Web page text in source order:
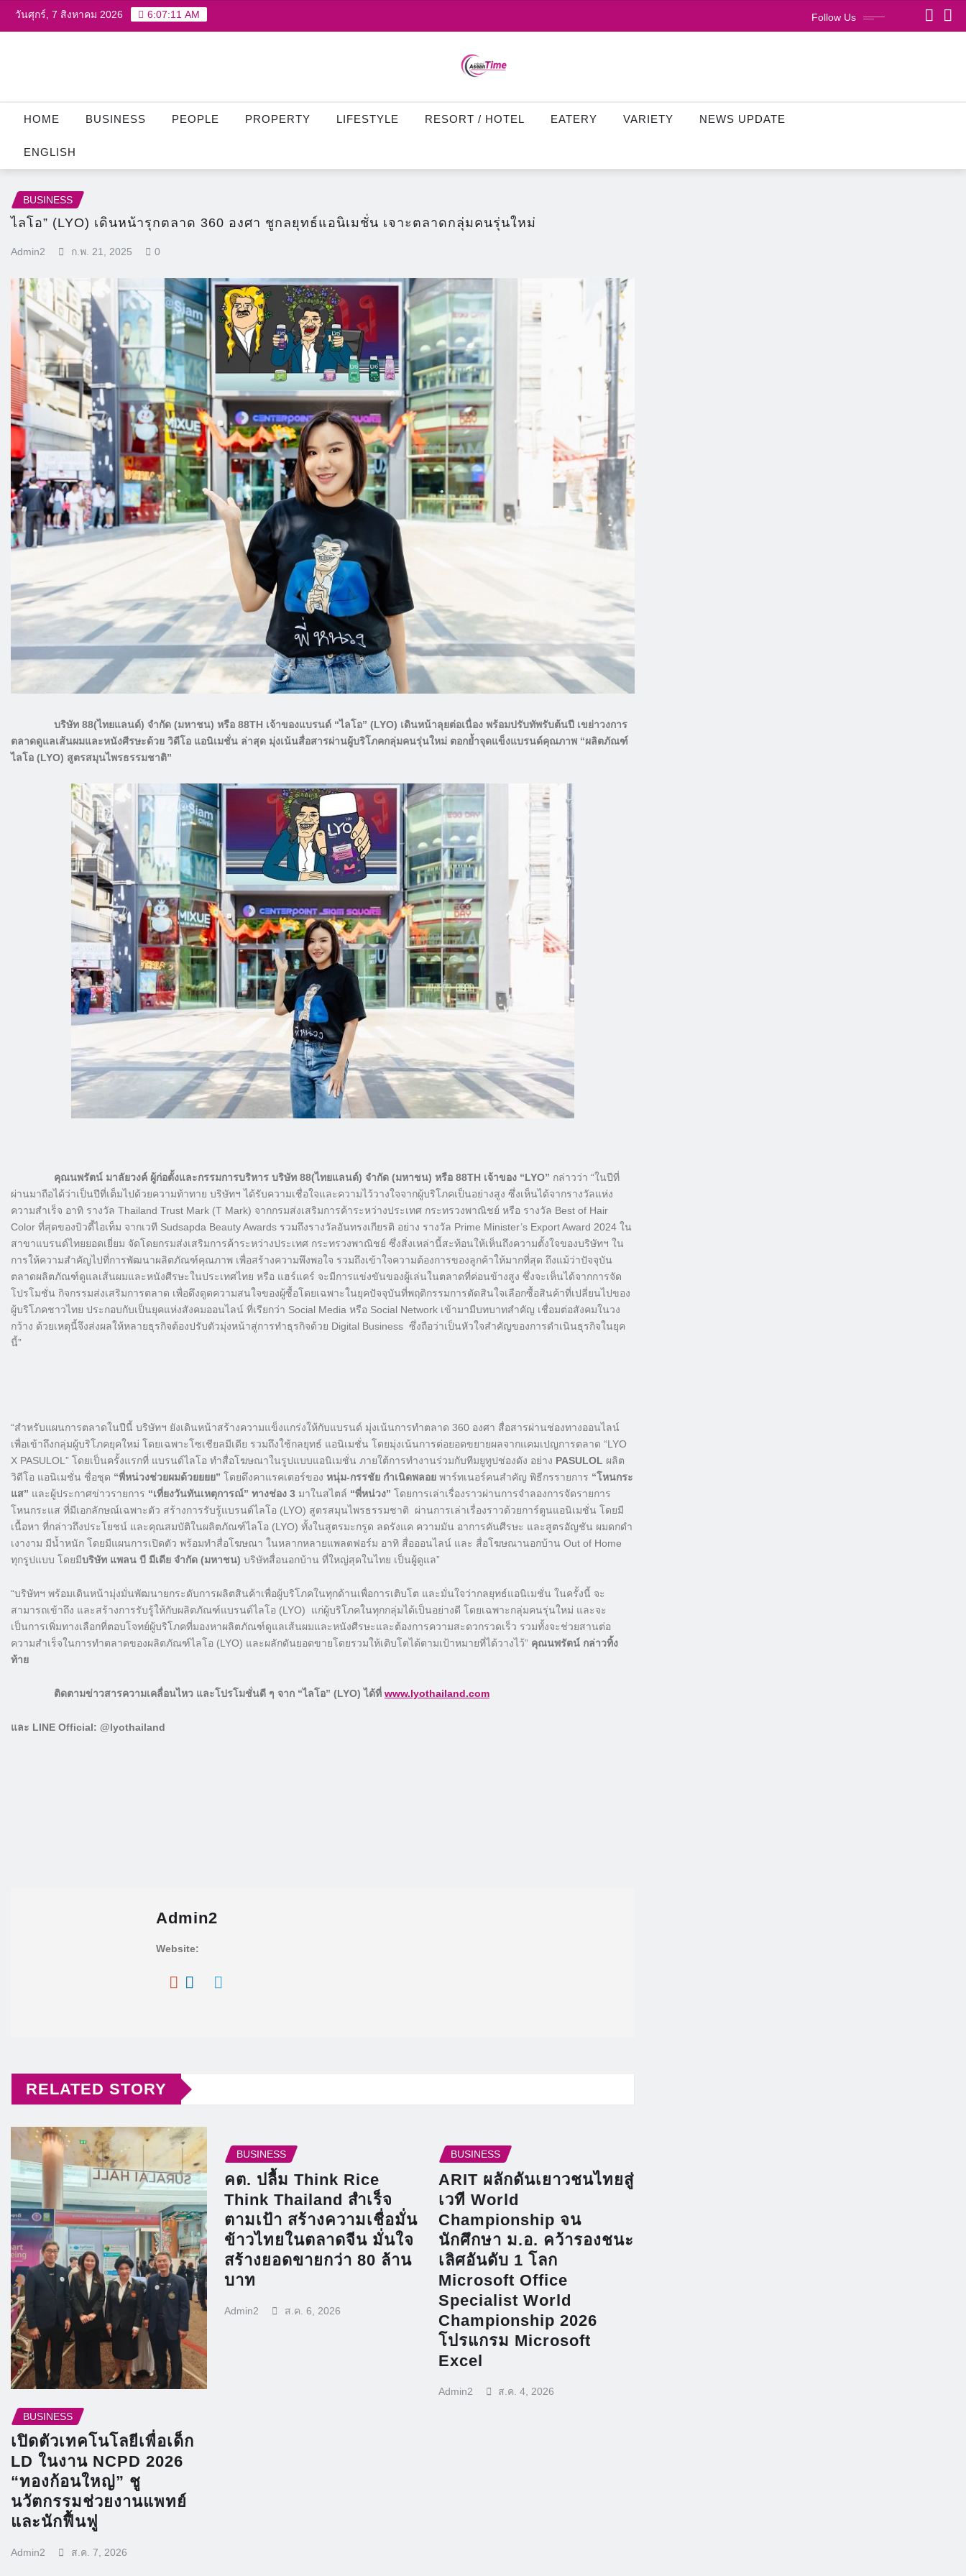
Skipวันศุกร์, 7 สิงหาคม 2026 6:07:12 AM Follow Us
HOME BUSINESS PEOPLE PROPERTY LIFESTYLE RESORT / HOTEL EATERY VARIETY NEWS UPDATE
ENGLISH
BUSINESS
ไลโอ” (LYO) เดินหน้ารุกตลาด 360 องศา ชูกลยุทธ์แอนิเมชั่น เจาะตลาดกลุ่มคนรุ่นใหม่
Admin2 ก.พ. 21, 2025 0
บริษัท 88(ไทยแลนด์) จำกัด (มหาชน) หรือ 88TH เจ้าของแบรนด์ “ไลโอ” (LYO) เดินหน้าลุยต่อเนื่อง พร้อมปรับทัพรับต้นปี เขย่าวงการ
ตลาดดูแลเส้นผมและหนังศีรษะด้วย วิดีโอ แอนิเมชั่น ล่าสุด มุ่งเน้นสื่อสารผ่านผู้บริโภคกลุ่มคนรุ่นใหม่ ตอกย้ำจุดแข็งแบรนด์คุณภาพ “ผลิตภัณฑ์
ไลโอ (LYO) สูตรสมุนไพรธรรมชาติ”
คุณนพรัตน์ มาลัยวงค์ ผู้ก่อตั้งและกรรมการบริหาร บริษัท 88(ไทยแลนด์) จำกัด (มหาชน) หรือ 88TH เจ้าของ “LYO” กล่าวว่า “ในปีที่
ผ่านมาถือได้ว่าเป็นปีที่เต็มไปด้วยความท้าทาย บริษัทฯ ได้รับความเชื่อใจและความไว้วางใจจากผู้บริโภคเป็นอย่างสูง ซึ่งเห็นได้จากรางวัลแห่ง
ความสำเร็จ อาทิ รางวัล Thailand Trust Mark (T Mark) จากกรมส่งเสริมการค้าระหว่างประเทศ กระทรวงพาณิชย์ หรือ รางวัล Best of Hair
Color ที่สุดของบิวตี้ไอเท็ม จากเวที Sudsapda Beauty Awards รวมถึงรางวัลอันทรงเกียรติ อย่าง รางวัล Prime Minister’s Export Award 2024 ใน
สาขาแบรนด์ไทยยอดเยี่ยม จัดโดยกรมส่งเสริมการค้าระหว่างประเทศ กระทรวงพาณิชย์ ซึ่งสิ่งเหล่านี้สะท้อนให้เห็นถึงความตั้งใจของบริษัทฯ ใน
การให้ความสำคัญไปที่การพัฒนาผลิตภัณฑ์คุณภาพ เพื่อสร้างความพึงพอใจ รวมถึงเข้าใจความต้องการของลูกค้าให้มากที่สุด ถึงแม้ว่าปัจจุบัน
ตลาดผลิตภัณฑ์ดูแลเส้นผมและหนังศีรษะในประเทศไทย หรือ แฮร์แคร์ จะมีการแข่งขันของผู้เล่นในตลาดที่ค่อนข้างสูง ซึ่งจะเห็นได้จากการจัด
โปรโมชั่น กิจกรรมส่งเสริมการตลาด เพื่อดึงดูดความสนใจของผู้ซื้อโดยเฉพาะในยุคปัจจุบันที่พฤติกรรมการตัดสินใจเลือกซื้อสินค้าที่เปลี่ยนไปของ
ผู้บริโภคชาวไทย ประกอบกับเป็นยุคแห่งสังคมออนไลน์ ที่เรียกว่า Social Media หรือ Social Network เข้ามามีบทบาทสำคัญ เชื่อมต่อสังคมในวง
กว้าง ด้วยเหตุนี้จึงส่งผลให้หลายธุรกิจต้องปรับตัวมุ่งหน้าสู่การทำธุรกิจด้วย Digital Business ซึ่งถือว่าเป็นหัวใจสำคัญของการดำเนินธุรกิจในยุค
นี้”
“สำหรับแผนการตลาดในปีนี้ บริษัทฯ ยังเดินหน้าสร้างความแข็งแกร่งให้กับแบรนด์ มุ่งเน้นการทำตลาด 360 องศา สื่อสารผ่านช่องทางออนไลน์
เพื่อเข้าถึงกลุ่มผู้บริโภคยุคใหม่ โดยเฉพาะโซเชียลมีเดีย รวมถึงใช้กลยุทธ์ แอนิเมชั่น โดยมุ่งเน้นการต่อยอดขยายผลจากแคมเปญการตลาด “LYO
X PASULOL” โดยเป็นครั้งแรกที่ แบรนด์ไลโอ ทำสื่อโฆษณาในรูปแบบแอนิเมชั่น ภายใต้การทำงานร่วมกับทีมยูทูปช่องดัง อย่าง PASULOL ผลิต
วิดีโอ แอนิเมชั่น ชื่อชุด “พี่หน่วงช่วยผมด้วยยยย” โดยดึงคาแรคเตอร์ของ หนุ่ม-กรรชัย กำเนิดพลอย พาร์ทเนอร์คนสำคัญ พิธีกรรายการ “โหนกระ
แส” และผู้ประกาศข่าวรายการ “เที่ยงวันทันเหตุการณ์” ทางช่อง 3 มาในสไตล์ “พี่หน่วง” โดยการเล่าเรื่องราวผ่านการจำลองการจัดรายการ
โหนกระแส ที่มีเอกลักษณ์เฉพาะตัว สร้างการรับรู้แบรนด์ไลโอ (LYO) สูตรสมุนไพรธรรมชาติ ผ่านการเล่าเรื่องราวด้วยการ์ตูนแอนิเมชั่น โดยมี
เนื้อหา ที่กล่าวถึงประโยชน์ และคุณสมบัติในผลิตภัณฑ์ไลโอ (LYO) ทั้งในสูตรมะกรูด ลดรังแค ความมัน อาการคันศีรษะ และสูตรอัญชัน ผมดกดำ
เงางาม มีน้ำหนัก โดยมีแผนการเปิดตัว พร้อมทำสื่อโฆษณา ในหลากหลายแพลตฟอร์ม อาทิ สื่อออนไลน์ และ สื่อโฆษณานอกบ้าน Out of Home
ทุกรูปแบบ โดยมีบริษัท แพลน บี มีเดีย จำกัด (มหาชน) บริษัทสื่อนอกบ้าน ที่ใหญ่สุดในไทย เป็นผู้ดูแล”
“บริษัทฯ พร้อมเดินหน้ามุ่งมั่นพัฒนายกระดับการผลิตสินค้าเพื่อผู้บริโภคในทุกด้านเพื่อการเติบโต และมั่นใจว่ากลยุทธ์แอนิเมชั่น ในครั้งนี้ จะ
สามารถเข้าถึง และสร้างการรับรู้ให้กับผลิตภัณฑ์แบรนด์ไลโอ (LYO) แก่ผู้บริโภคในทุกกลุ่มได้เป็นอย่างดี โดยเฉพาะกลุ่มคนรุ่นใหม่ และจะ
เป็นการเพิ่มทางเลือกที่ตอบโจทย์ผู้บริโภคที่มองหาผลิตภัณฑ์ดูแลเส้นผมและหนังศีรษะและต้องการความสะดวกรวดเร็ว รวมทั้งจะช่วยสานต่อ
ความสำเร็จในการทำตลาดของผลิตภัณฑ์ไลโอ (LYO) และผลักดันยอดขายโดยรวมให้เติบโตได้ตามเป้าหมายที่ได้วางไว้” คุณนพรัตน์ กล่าวทิ้ง
ท้าย
ติดตามข่าวสารความเคลื่อนไหว และโปรโมชั่นดี ๆ จาก “ไลโอ” (LYO) ได้ที่ www.lyothailand.com
และ LINE Official: @lyothailand
Admin2
Website:
RELATED STORY
BUSINESS
เปิดตัวเทคโนโลยีเพื่อเด็ก
LD ในงาน NCPD 2026
“ทองก้อนใหญ่” ชู
นวัตกรรมช่วยงานแพทย์
และนักฟื้นฟู
Admin2 ส.ค. 7, 2026
BUSINESS
คต. ปลื้ม Think Rice
Think Thailand สำเร็จ
ตามเป้า สร้างความเชื่อมั่น
ข้าวไทยในตลาดจีน มั่นใจ
สร้างยอดขายกว่า 80 ล้าน
บาท
Admin2 ส.ค. 6, 2026
BUSINESS
ARIT ผลักดันเยาวชนไทยสู่
เวที World
Championship จน
นักศึกษา ม.อ. คว้ารองชนะ
เลิศอันดับ 1 โลก
Microsoft Office
Specialist World
Championship 2026
โปรแกรม Microsoft
Excel
Admin2 ส.ค. 4, 2026